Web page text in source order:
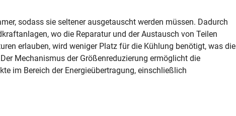
sodass sie seltener ausgetauscht werden müssen. Dadurch
wo die Reparatur und der Austausch von Teilen
erlauben, wird weniger Platz für die Kühlung benötigt, was die
Mechanismus der Größenreduzierung ermöglicht die
im Bereich der Energieübertragung, einschließlich